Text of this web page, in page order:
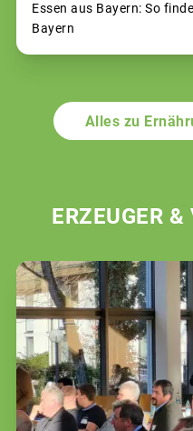
Essen aus Bayern: So
Bayern
Alles zu
ERZEUGER